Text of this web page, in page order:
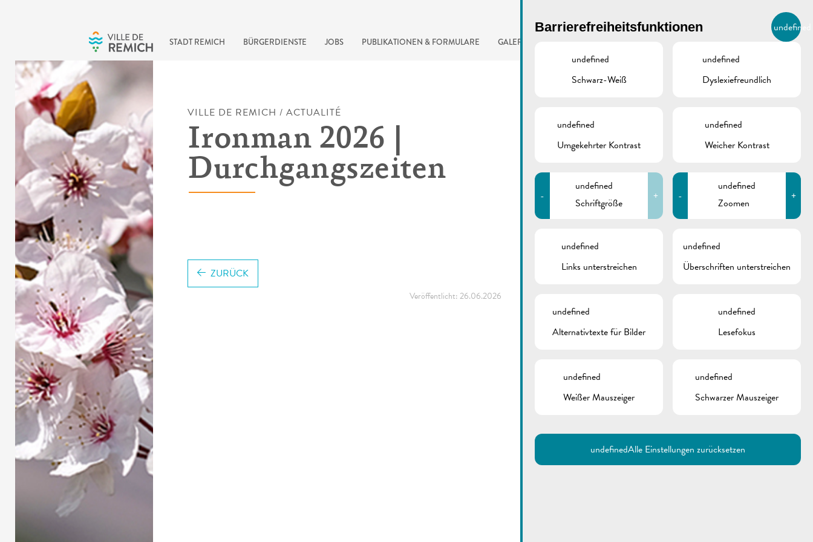
STADT REMICH BÜRGERDIENSTE JOBS PUBLIKATIONEN & FORMULARE GALERIE DE
BIERGER.REMICH.LU
Utilisez la recherche pour
Comme par exemple des contacts, des
informations ou de documents.
VILLE DE REMICH / ACTUALITÉ
Ironman 2026 |
Durchgangszeiten
Veröffentlicht:26.06.2026
ZURÜCK
Barrierefreiheitsfunktionen undefined
undefined
Schwarz-Weiß
undefined
Dyslexiefreundlich
undefined
Umgekehrter Kontrast
undefined
Weicher Kontrast
-
undefined
Schriftgröße
+ -
undefined
Zoomen
+
undefined
Links unterstreichen
undefined
Überschriften unterstreichen
undefined
Alternativtexte für Bilder
undefined
Lesefokus
undefined
Weißer Mauszeiger
undefined
Schwarzer Mauszeiger
undefinedAlle Einstellungen zurücksetzen